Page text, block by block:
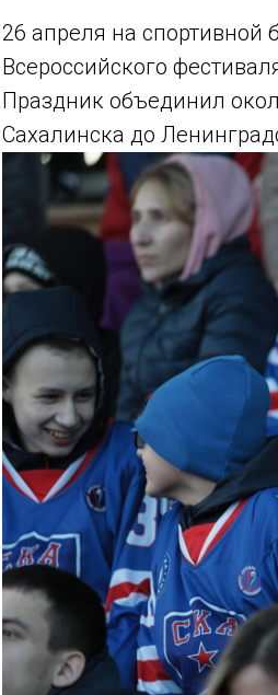
26 апреля на спортивной
Всероссийского
Праздник объединил
Сахалинска до